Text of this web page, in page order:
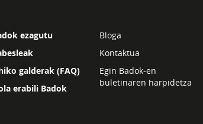
ezagutu
galderak (FAQ)
erabili Badok
Bloga
Kontaktua
Egin Badok-en
buletinaren harpidetza